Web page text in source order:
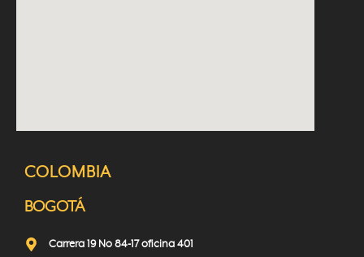
COLOMBIA
BOGOTÁ
Carrera 19 No 84-17 oficina 401